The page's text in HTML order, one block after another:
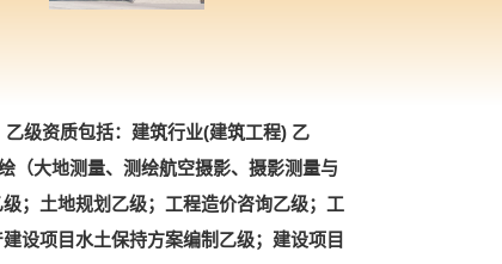
级资质包括：建筑行业(建筑工程) 乙
（大地测量、测绘航空摄影、摄影测量与
；土地规划乙级；工程造价咨询乙级；工
设项目水土保持方案编制乙级；建设项目